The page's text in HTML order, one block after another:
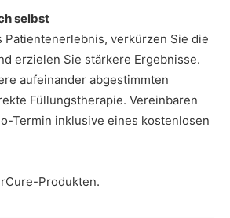
selbst
Patientenerlebnis, verkürzen Sie die
erzielen Sie stärkere Ergebnisse.
aufeinander abgestimmten
Füllungstherapie. Vereinbaren
Termin inklusive eines kostenlosen
Produkten.